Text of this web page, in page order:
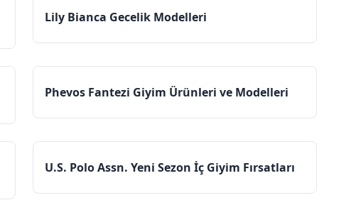
Lily Bianca Gecelik Modelleri
Phevos Fantezi Giyim Ürünleri ve Modelleri
U.S. Polo Assn. Yeni Sezon İç Giyim Fırsatları